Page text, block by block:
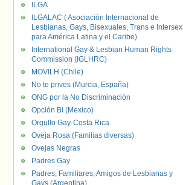
ILGA
ILGALAC ( Asociación Internacional de
Lesbianas, Gays, Bisexuales, Trans e Intersex
para América Latina y el Caribe)
International Gay & Lesbian Human Rights
Commission (IGLHRC)
MOVILH (Chile)
No te prives (Murcia, España)
ONG por la No Discriminación
Opción Bi (Mexico)
Orgullo Gay-Costa Rica
Oveja Rosa (Familias diversas)
Ovejas Negras
Padres Gay
Padres, Familiares, Amigos de Lesbianas y
Gays (Argentina)